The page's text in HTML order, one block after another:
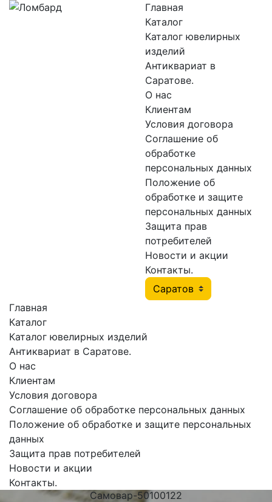
Главная
Каталог
Каталог ювелирных
изделий
Антиквариат в
Саратове.
О нас
Клиентам
Условия договора
Соглашение об
обработке
персональных данных
Положение об
обработке и защите
персональных данных
Защита прав
потребителей
Новости и акции
Контакты.
Главная
Каталог
Каталог ювелирных изделий
Антиквариат в Саратове.
О нас
Клиентам
Условия договора
Соглашение об обработке персональных данных
Положение об обработке и защите персональных
данных
Защита прав потребителей
Новости и акции
Контакты.
Самовар-50100122